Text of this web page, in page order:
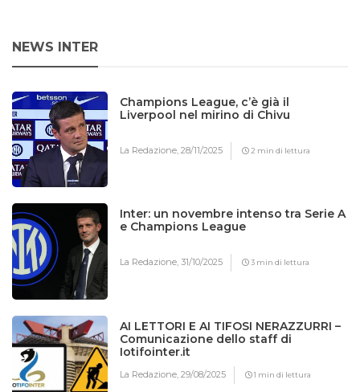
NEWS INTER
Champions League, c’è già il
Liverpool nel mirino di Chivu
La Redazione,28/11/2025 2 min di lettura
Inter: un novembre intenso tra Serie A
e Champions League
La Redazione,31/10/2025 3 min di lettura
AI LETTORI E AI TIFOSI NERAZZURRI –
Comunicazione dello staff di
Iotifointer.it
La Redazione,29/08/2025 1 min di lettura